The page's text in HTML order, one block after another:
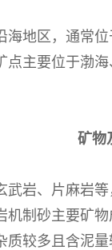
地区，通常
主要位于渤
矿物
岩、片麻岩
制砂主要矿
较多且含泥量